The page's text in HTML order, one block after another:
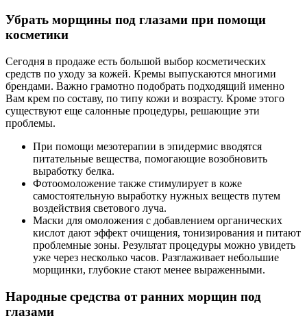
Убрать морщины под глазами при помощи
косметики
Сегодня в продаже есть большой выбор косметических
средств по уходу за кожей. Кремы выпускаются многими
брендами. Важно грамотно подобрать подходящий именно
Вам крем по составу, по типу кожи и возрасту. Кроме этого
существуют еще салонные процедуры, решающие эти
проблемы.
При помощи мезотерапии в эпидермис вводятся
питательные вещества, помогающие возобновить
выработку белка.
Фотоомоложение также стимулирует в коже
самостоятельную выработку нужных веществ путем
воздействия светового луча.
Маски для омоложения с добавлением органических
кислот дают эффект очищения, тонизирования и питают
проблемные зоны. Результат процедуры можно увидеть
уже через несколько часов. Разглаживает небольшие
морщинки, глубокие стают менее выраженными.
Народные средства от ранних морщин под
глазами